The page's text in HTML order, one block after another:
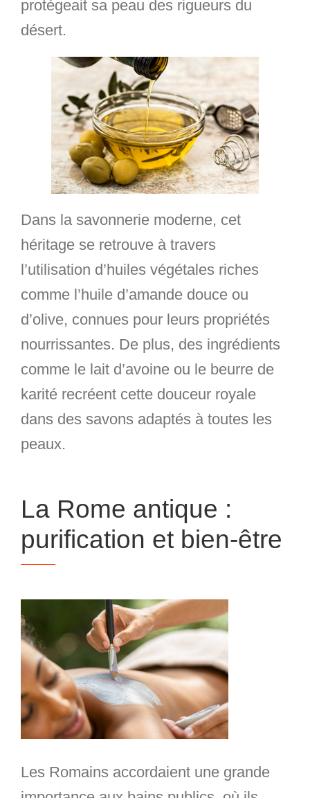
protégeait sa peau des rigueurs du
désert.
Dans la savonnerie moderne, cet
héritage se retrouve à travers
l’utilisation d’huiles végétales riches
comme l’huile d’amande douce ou
d’olive, connues pour leurs propriétés
nourrissantes. De plus, des ingrédients
comme le lait d’avoine ou le beurre de
karité recréent cette douceur royale
dans des savons adaptés à toutes les
peaux.
La Rome antique :
purification et bien-être
Les Romains accordaient une grande